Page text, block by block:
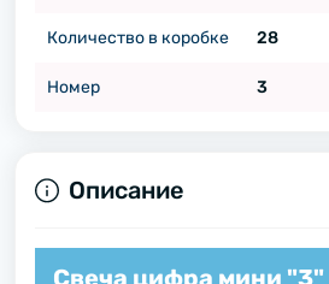
Количество в коробке 28
Номер 3
Описание
Свеча цифра мини "3"